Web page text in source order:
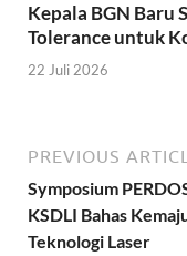
Kepala BGN Baru
Tolerance untuk
22 Juli 2026
PREVIOUS
Symposium
KSDLI Bahas
Teknologi Laser